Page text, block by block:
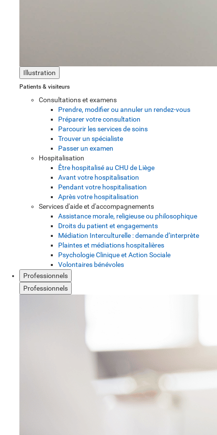
Illustration
Patients & visiteurs
Consultations et examens
Prendre, modifier ou annuler un rendez-vous
Préparer votre consultation
Parcourir les services de soins
Trouver un spécialiste
Passer un examen
Hospitalisation
Être hospitalisé au CHU de Liège
Avant votre hospitalisation
Pendant votre hospitalisation
Après votre hospitalisation
Services d'aide et d'accompagnements
Assistance morale, religieuse ou philosophique
Droits du patient et engagements
Médiation Interculturelle : demande d’interprète
Plaintes et médiations hospitalières
Psychologie Clinique et Action Sociale
Volontaires bénévoles
Professionnels
Professionnels